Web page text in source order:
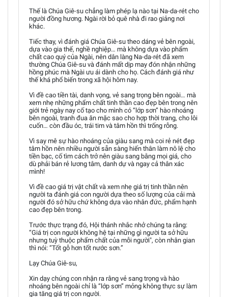
Thế là Chúa Giê-su chẳng làm phép lạ nào tại Na-da-rét cho
người đồng hương. Ngài rời bỏ quê nhà đi rao giảng nơi
khác.
Tiếc thay, vì đánh giá Chúa Giê-su theo dáng vẻ bên ngoài,
dựa vào gia thế, nghề nghiệp… mà không dựa vào phẩm
chất cao quý của Ngài, nên dân làng Na-da-rét đã xem
thường Chúa Giê-su và đánh mất dịp may đón nhận những
hồng phúc mà Ngài ưu ái dành cho họ. Cách đánh giá như
thế khá phổ biến trong xã hội hôm nay.
Vì đề cao tiền tài, danh vọng, vẻ sang trọng bên ngoài… mà
xem nhẹ những phẩm chất tinh thần cao đẹp bên trong nên
giới trẻ ngày nay cố tạo cho mình có “lớp sơn” hào nhoáng
bên ngoài, tranh đua ăn mặc sao cho hợp thời trang, cho lôi
cuốn… còn đầu óc, trái tim và tâm hồn thì trống rỗng.
Vì say mê sự hào nhoáng của giàu sang mà coi rẻ nét đẹp
tâm hồn nên nhiều người sẵn sàng hiến thân làm nô lệ cho
tiền bạc, cố tìm cách trở nên giàu sang bằng mọi giá, cho
dù phải bán rẻ lương tâm, danh dự và ngay cả thân xác
mình!
Vì đề cao giá trị vật chất và xem nhẹ giá trị tinh thần nên
người ta đánh giá con người dựa theo số lượng của cải mà
người đó sở hữu chứ không dựa vào nhân đức, phẩm hạnh
cao đẹp bên trong.
Trước thực trạng đó, Hội thánh nhắc nhở chúng ta rằng:
“Giá trị con người không hệ tại những gì người ta sở hữu
nhưng tuỳ thuộc phẩm chất của mỗi người", còn nhân gian
thì nói: “Tốt gỗ hơn tốt nước sơn.”
Lạy Chúa Giê-su,
Xin dạy chúng con nhận ra rằng vẻ sang trọng và hào
nhoáng bên ngoài chỉ là “lớp sơn” mỏng không thực sự làm
gia tăng giá trị con người.